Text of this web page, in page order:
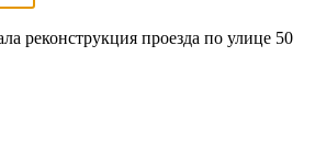
реконструкция проезда по улице 50